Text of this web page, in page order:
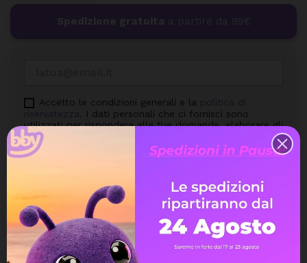
Accetto le condizioni generali e la
. I dati personali che ci fornisci sono
utilizzati per rispondere alle tue domande, elaborare gli
ordini o consentire l'accesso a informazioni specifiche.
Hai il diritto di modificare e cancellare tutte le
informazioni personali che si trovano nella pagina "Il
Avvisami quando torna disponibile